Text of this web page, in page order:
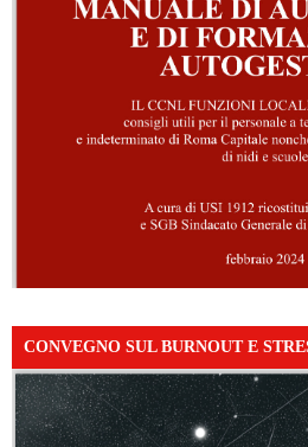
CONVEGNO SUL BURNOUT E